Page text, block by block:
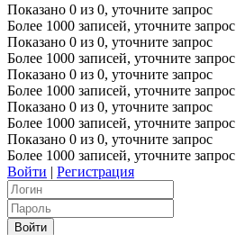
Показано 0 из 0, уточните запрос
Более 1000 записей, уточните запрос
Показано 0 из 0, уточните запрос
Более 1000 записей, уточните запрос
Показано 0 из 0, уточните запрос
Более 1000 записей, уточните запрос
Показано 0 из 0, уточните запрос
Более 1000 записей, уточните запрос
Показано 0 из 0, уточните запрос
Более 1000 записей, уточните запрос
Войти | Регистрация